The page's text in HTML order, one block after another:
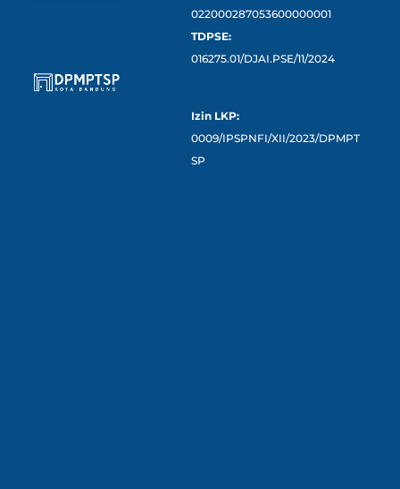
022000287053600000001
TDPSE:
016275.01/DJAI.PSE/11/2024
Izin LKP:
0009/IPSPNFI/XII/2023/DPMPT
SP